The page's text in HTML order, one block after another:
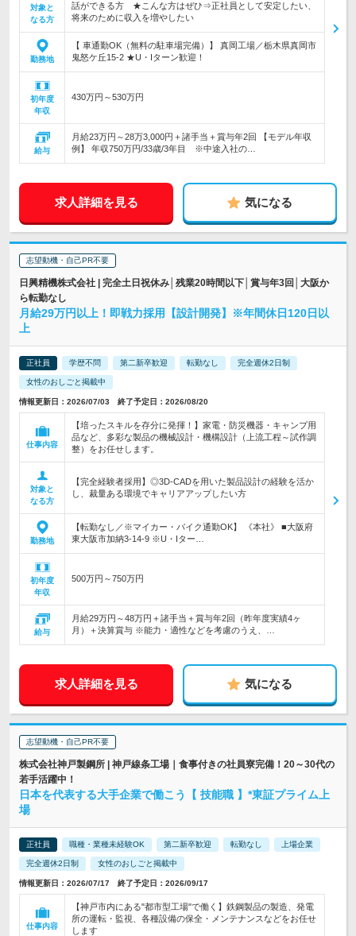
対象と
なる方
話ができる方 ★こんな方はぜひ⇒正社員として安定したい、
将来のために収入を増やしたい
勤務地
【 車通勤OK（無料の駐車場完備）】 真岡工場／栃木県真岡市
鬼怒ケ丘15-2 ★U・Iターン歓迎！
初年度
年収
430万円～530万円
給与
月給23万円～28万3,000円＋諸手当＋賞与年2回 【モデル年収
例】 年収750万円/33歳/3年目 ※中途入社の…
求人詳細を見る 気になる
志望動機・自己PR不要
日興精機株式会社 | 完全土日祝休み│残業20時間以下│賞与年3回│大阪か
ら転勤なし
月給29万円以上！即戦力採用【設計開発】※年間休日120日以
上
正社員 学歴不問 第二新卒歓迎 転勤なし 完全週休2日制
女性のおしごと掲載中
情報更新日：2026/07/03 終了予定日：2026/08/20
仕事内容
【培ったスキルを存分に発揮！】家電・防災機器・キャンプ用
品など、多彩な製品の機械設計・機構設計（上流工程～試作調
整）をお任せします。
対象と
なる方
【完全経験者採用】◎3D-CADを用いた製品設計の経験を活か
し、裁量ある環境でキャリアアップしたい方
勤務地
【転勤なし／※マイカー・バイク通勤OK】 《本社》 ■大阪府
東大阪市加納3-14-9 ※U・Iター…
初年度
年収
500万円～750万円
給与
月給29万円～48万円＋諸手当＋賞与年2回（昨年度実績4ヶ
月）＋決算賞与 ※能力・適性などを考慮のうえ、…
求人詳細を見る 気になる
志望動機・自己PR不要
株式会社神戸製鋼所 | 神戸線条工場｜食事付きの社員寮完備！20～30代の
若手活躍中！
日本を代表する大手企業で働こう【 技能職 】*東証プライム上
場
正社員 職種・業種未経験OK 第二新卒歓迎 転勤なし 上場企業
完全週休2日制 女性のおしごと掲載中
情報更新日：2026/07/17 終了予定日：2026/09/17
仕事内容
【神戸市内にある"都市型工場"で働く】鉄鋼製品の製造、発電
所の運転・監視、各種設備の保全・メンテナンスなどをお任せ
します